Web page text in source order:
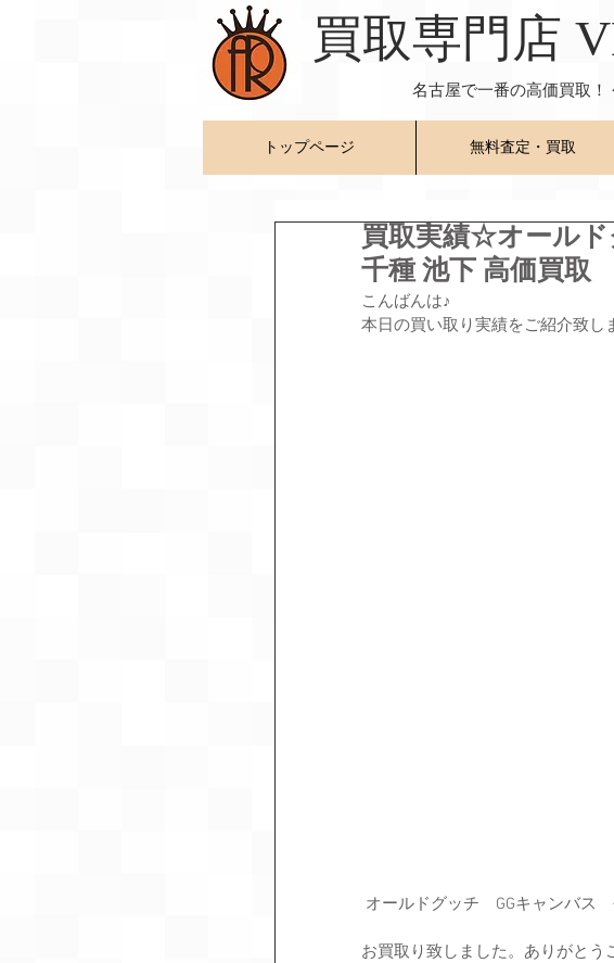
買取専門店
名古屋で一番の高価買取！
買取実績☆オール
千種 池下 高価買
こんばんは♪
本日の買い取り実績をご紹介致し
オールドグッチ　GGキャンバス
お買取り致しました。ありがとう
トップページ 無料査定・買取